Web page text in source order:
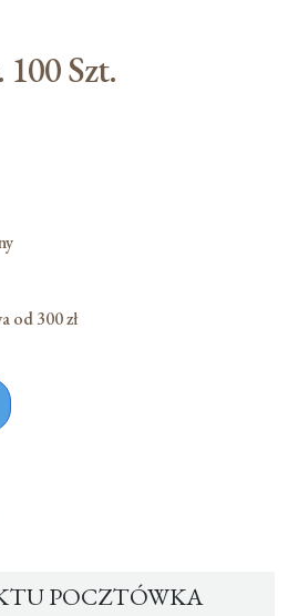
Szt.
od 300 zł
POCZTÓWKA